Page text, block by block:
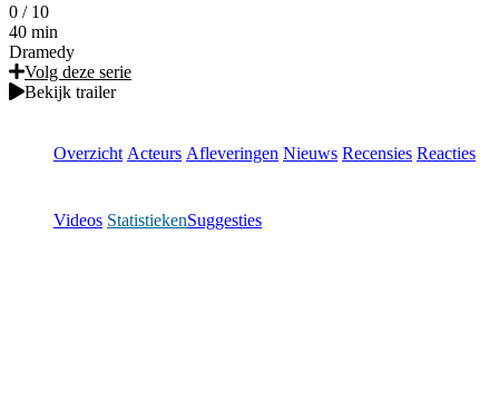
0 / 10
40 min
Dramedy
Volg deze serie
Bekijk trailer
Overzicht Acteurs Afleveringen Nieuws Recensies Reacties
Videos StatistiekenSuggesties